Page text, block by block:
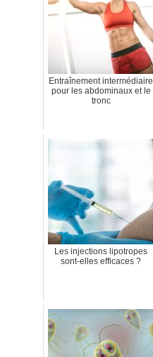
Entraînement intermédiaire
pour les abdominaux et le
tronc
Les injections lipotropes
sont-elles efficaces ?